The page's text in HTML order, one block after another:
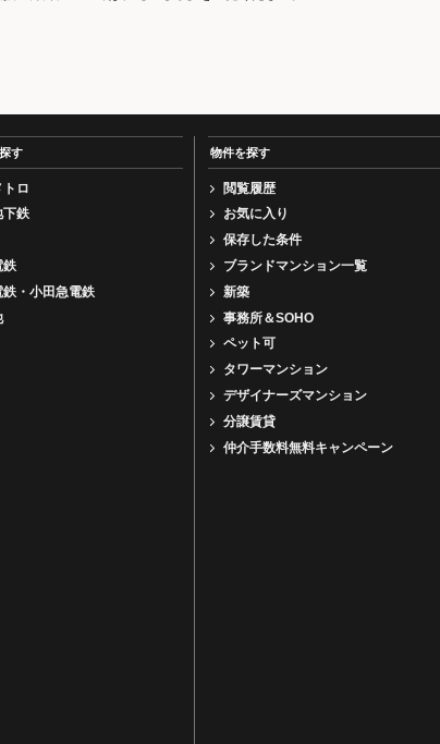
す
トロ
下鉄
鉄
鉄・小田急電鉄
物件を探す
閲覧履歴
お気に入り
保存した条件
ブランドマンション一覧
新築
事務所＆SOHO
ペット可
タワーマンション
デザイナーズマンション
分譲賃貸
仲介手数料無料キャンペーン